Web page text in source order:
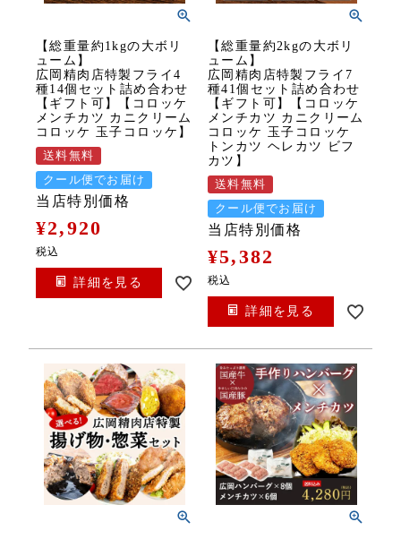
【総重量約1kgの大ボリ
ューム】
広岡精肉店特製フライ4
種14個セット詰め合わせ
【ギフト可】【コロッケ
メンチカツ カニクリーム
コロッケ 玉子コロッケ】
送料無料
クール便でお届け
当店特別価格
¥2,920
税込
詳細を見る
【総重量約2kgの大ボリ
ューム】
広岡精肉店特製フライ7
種41個セット詰め合わせ
【ギフト可】【コロッケ
メンチカツ カニクリーム
コロッケ 玉子コロッケ
トンカツ ヘレカツ ビフ
カツ】
送料無料
クール便でお届け
当店特別価格
¥5,382
税込
詳細を見る